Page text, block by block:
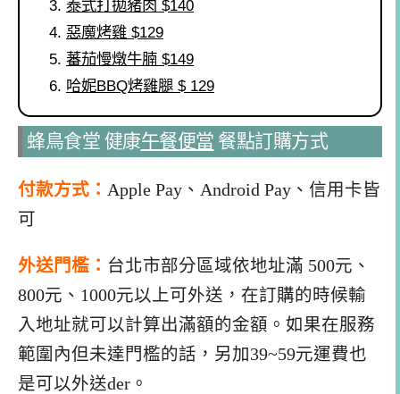
泰式打拋豬肉 $140
惡魔烤雞 $129
蕃茄慢燉牛腩 $149
哈妮BBQ烤雞腿 $ 129
蜂鳥食堂 健康午餐便當 餐點訂購方式
付款方式： Apple Pay、Android Pay、信用卡皆
可
外送門檻： 台北市部分區域依地址滿 500元、
800元、1000元以上可外送，在訂購的時候輸
入地址就可以計算出滿額的金額。如果在服務
範圍內但未達門檻的話，另加39~59元運費也
是可以外送der。